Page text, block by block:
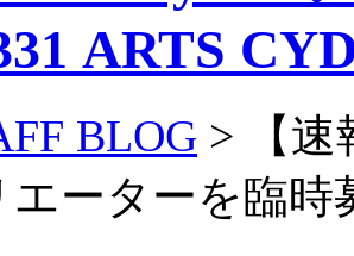
BLOG > 【速
エーターを臨時